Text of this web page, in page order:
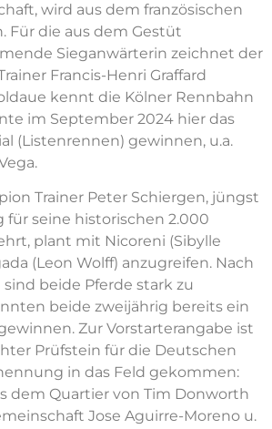
wird aus dem französischen
Für die aus dem Gestüt
Sieganwärterin zeichnet der
Francis-Henri Graffard
kennt die Kölner Rennbahn
im September 2024 hier das
(Listenrennen) gewinnen, u.a.
Trainer Peter Schiergen, jüngst
für seine historischen 2.000
plant mit Nicoreni (Sibylle
(Leon Wolff) anzugreifen. Nach
beide Pferde stark zu
beide zweijährig bereits ein
Zur Vorstarterangabe ist
Prüfstein für die Deutschen
in das Feld gekommen:
dem Quartier von Tim Donworth
Jose Aguirre-Moreno u.